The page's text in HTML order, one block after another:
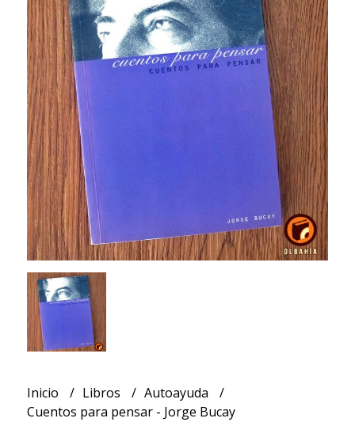
Inicio Libros
Autoayuda
Cuentos para pensar - Jorge Bucay